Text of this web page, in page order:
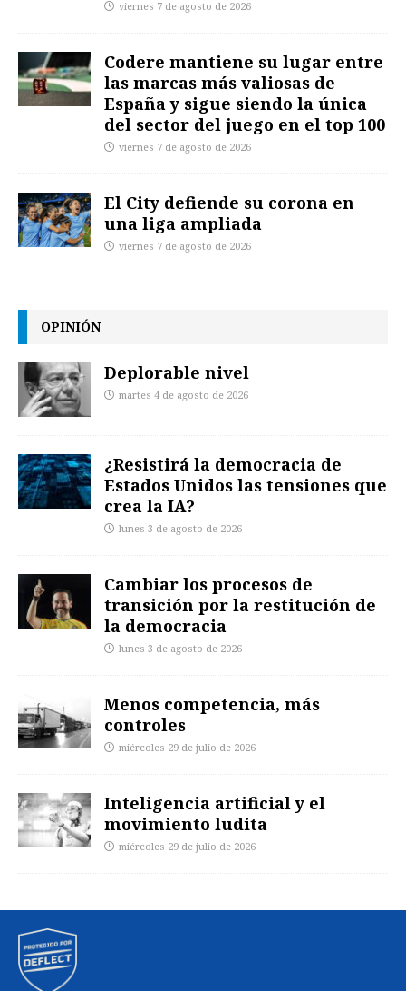
viernes 7 de agosto de 2026
Codere mantiene su lugar entre
las marcas más valiosas de
España y sigue siendo la única
del sector del juego en el top 100
viernes 7 de agosto de 2026
El City defiende su corona en
una liga ampliada
viernes 7 de agosto de 2026
OPINIÓN
Deplorable nivel
martes 4 de agosto de 2026
¿Resistirá la democracia de
Estados Unidos las tensiones que
crea la IA?
lunes 3 de agosto de 2026
Cambiar los procesos de
transición por la restitución de
la democracia
lunes 3 de agosto de 2026
Menos competencia, más
controles
miércoles 29 de julio de 2026
Inteligencia artificial y el
movimiento ludita
miércoles 29 de julio de 2026